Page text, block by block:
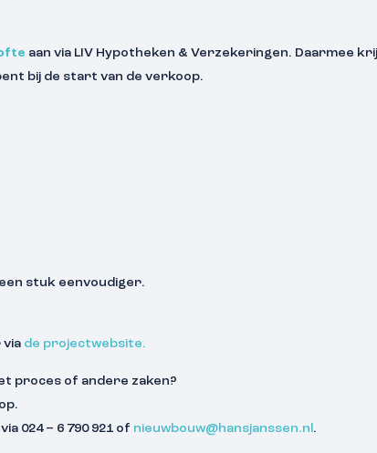
aan via LIV Hypotheken & Verzekeringen. Daarmee
bij de start van de verkoop.
een stuk eenvoudiger.
via de projectwebsite.
proces of andere zaken?
024 – 6 790 921 of nieuwbouw@hansjanssen.nl .